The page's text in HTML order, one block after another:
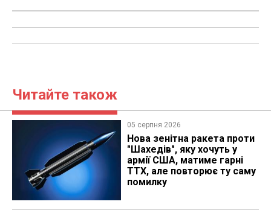
Читайте також
05 серпня 2026
Нова зенітна ракета проти
"Шахедів", яку хочуть у
армії США, матиме гарні
ТТХ, але повторює ту саму
помилку